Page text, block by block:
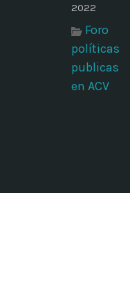
2022
Foro
políticas
publicas
en ACV